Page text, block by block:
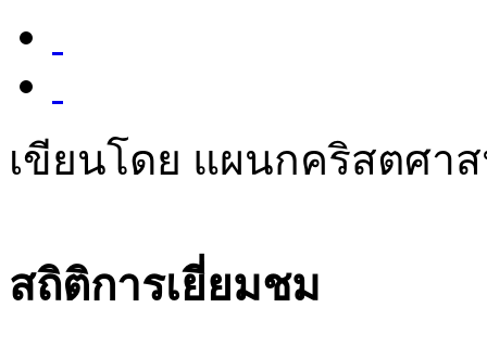
เขียนโดย แผนกคริสตศา
สถิติการเยี่ยมชม